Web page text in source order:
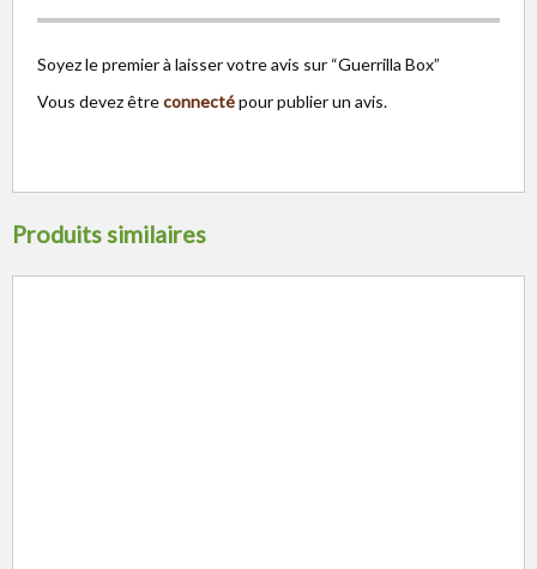
Soyez le premier à laisser votre avis sur “Guerrilla Box”
Vous devez êtreconnectépour publier un avis.
Produits similaires